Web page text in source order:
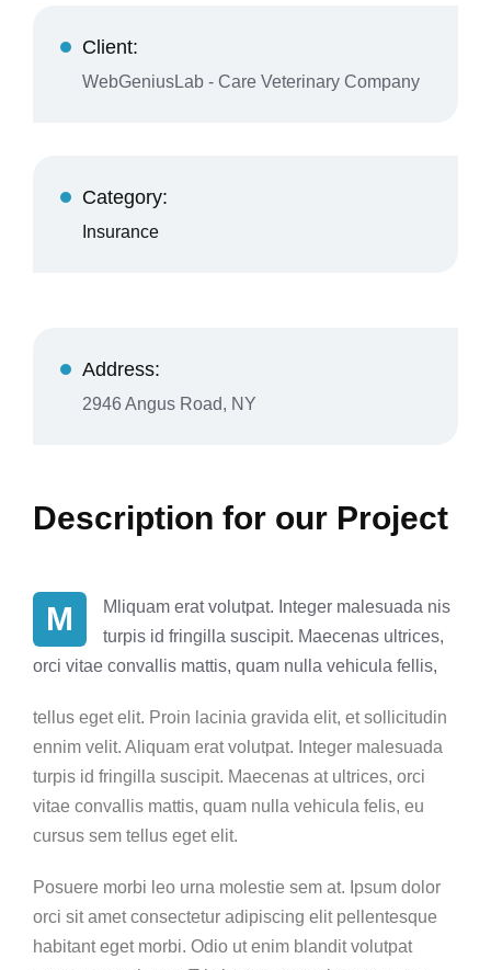
Client:
WebGeniusLab - Care Veterinary Company
Category:
Insurance
Address:
2946 Angus Road, NY
Description for our Project
M
Mliquam erat volutpat. Integer malesuada nis
turpis id fringilla suscipit. Maecenas ultrices,
orci vitae convallis mattis, quam nulla vehicula fellis,
tellus eget elit. Proin lacinia gravida elit, et sollicitudin
ennim velit. Aliquam erat volutpat. Integer malesuada
turpis id fringilla suscipit. Maecenas at ultrices, orci
vitae convallis mattis, quam nulla vehicula felis, eu
cursus sem tellus eget elit.
Posuere morbi leo urna molestie sem at. Ipsum dolor
orci sit amet consectetur adipiscing elit pellentesque
habitant eget morbi. Odio ut enim blandit volutpat